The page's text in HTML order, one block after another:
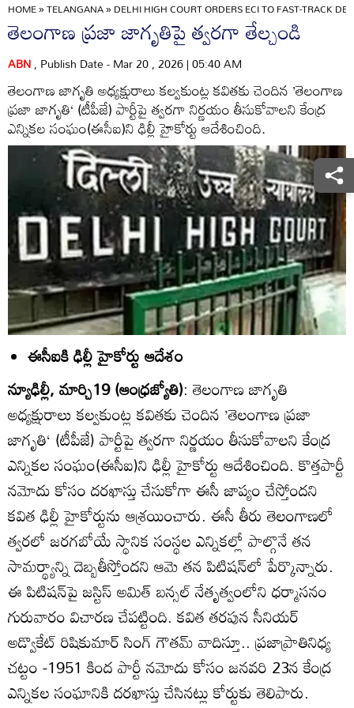
HOME»TELANGANA»DELHI HIGH COURT ORDERS ECI TO FAST-TRACK
తెలంగాణ ప్రజా జాగృతిపై త్వరగా తేల్చండి
ABN, Publish Date - Mar 20 , 2026 | 05:40 AM
తెలంగాణ జాగృతి అధ్యక్షురాలు కల్వకుంట్ల కవితకు చెందిన ’తెలంగాణ
ప్రజా జాగృతి‘ (టీపీజే) పార్టీపై త్వరగా నిర్ణయం తీసుకోవాలని కేంద్ర
ఎన్నికల సంఘం(ఈసీఐ)ని ఢిల్లీ హైకోర్టు ఆదేశించింది.
ఈసీఐకి ఢిల్లీ హైకోర్టు ఆదేశం
న్యూఢిల్లీ, మార్చి19 (ఆంధ్రజ్యోతి): తెలంగాణ జాగృతి
అధ్యక్షురాలు కల్వకుంట్ల కవితకు చెందిన ’తెలంగాణ ప్రజా
జాగృతి‘ (టీపీజే) పార్టీపై త్వరగా నిర్ణయం తీసుకోవాలని కేంద్ర
ఎన్నికల సంఘం(ఈసీఐ)ని ఢిల్లీ హైకోర్టు ఆదేశించింది. కొత్తపార్టీ
నమోదు కోసం దరఖాస్తు చేసుకోగా ఈసీ జాప్యం చేస్తోందని
కవిత ఢిల్లీ హైకోర్టును ఆశ్రయించారు. ఈసీ తీరు తెలంగాణలో
త్వరలో జరగబోయే స్థానిక సంస్థల ఎన్నికల్లో పాల్గొనే తన
సామర్థ్యాన్ని దెబ్బతీస్తోందని ఆమె తన పిటిషన్‌లో పేర్కొన్నారు.
ఈ పిటిషన్‌పై జస్టిస్‌ అమిత్‌ బన్సల్‌ నేతృత్వంలోని ధర్మాసనం
గురువారం విచారణ చేపట్టింది. కవిత తరపున సీనియర్‌
అడ్వొకేట్‌ రిషికుమార్‌ సింగ్‌ గౌతమ్‌ వాదిస్తూ.. ప్రజాప్రాతినిధ్య
చట్టం -1951 కింద పార్టీ నమోదు కోసం జనవరి 23న కేంద్ర
ఎన్నికల సంఘానికి దరఖాస్తు చేసినట్లు కోర్టుకు తెలిపారు.